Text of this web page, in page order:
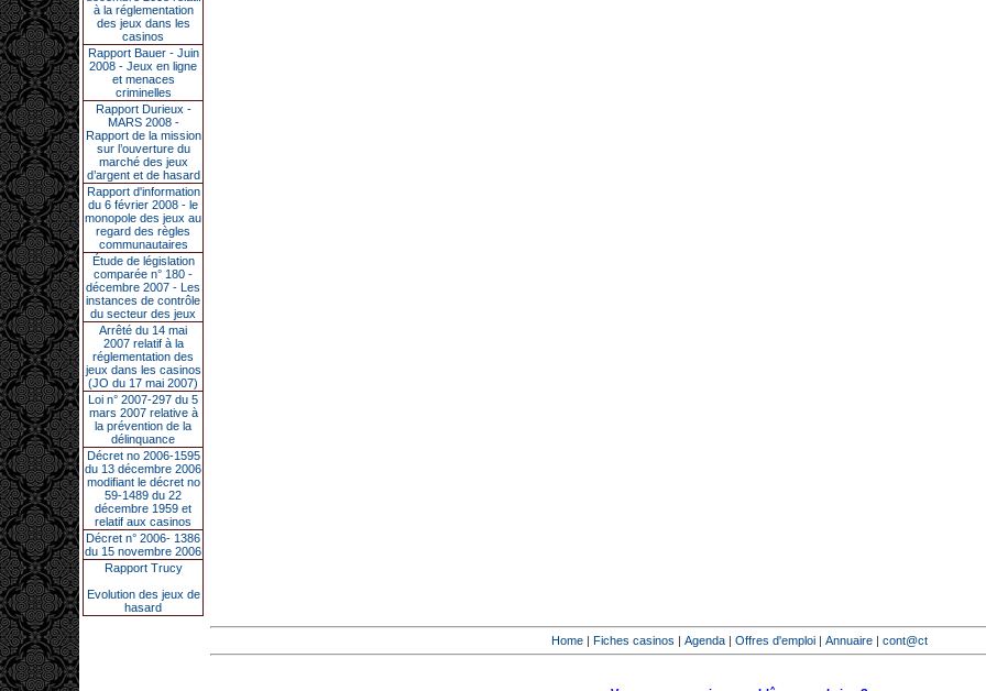
à la réglementation
des jeux dans les
casinos
Rapport Bauer - Juin
2008 - Jeux en ligne
et menaces
criminelles
Rapport Durieux -
MARS 2008 -
Rapport de la mission
sur l’ouverture du
marché des jeux
d’argent et de hasard
Rapport d'information
du 6 février 2008 - le
monopole des jeux au
regard des règles
communautaires
Étude de législation
comparée n° 180 -
décembre 2007 - Les
instances de contrôle
du secteur des jeux
Arrêté du 14 mai
2007 relatif à la
réglementation des
jeux dans les casinos
(JO du 17 mai 2007)
Loi n° 2007-297 du 5
mars 2007 relative à
la prévention de la
délinquance
Décret no 2006-1595
du 13 décembre 2006
modifiant le décret no
59-1489 du 22
décembre 1959 et
relatif aux casinos
Décret n° 2006- 1386
du 15 novembre 2006
Rapport Trucy
Evolution des jeux de
hasard
Home | Fiches casinos | Agenda | Offres d'emploi | Annuaire | cont@ct